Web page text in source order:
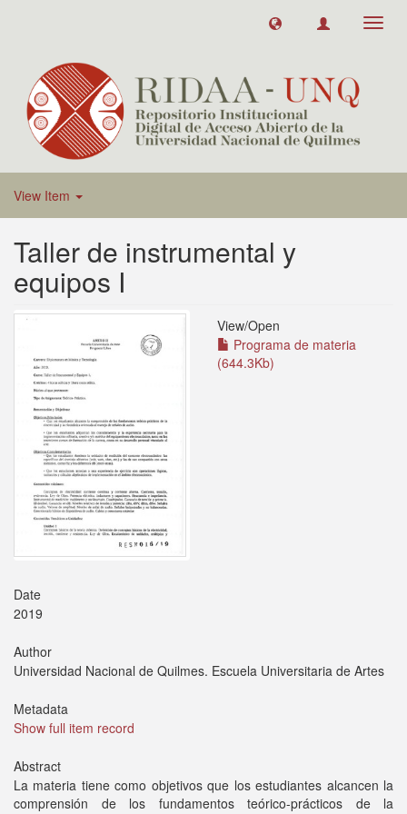
View Item
Taller de instrumental y
equipos I
View/Open
Programa de materia
(644.3Kb)
Date
2019
Author
Universidad Nacional de Quilmes. Escuela Universitaria de Artes
Metadata
Show full item record
Abstract
La materia tiene como objetivos que los estudiantes alcancen la
comprensión de los fundamentos teórico-prácticos de la